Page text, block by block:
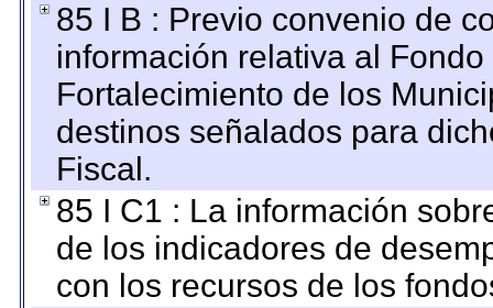
85 I B : Previo convenio de
información relativa al
Fortalecimiento de los
destinos señalados para
Fiscal.
85 I C1 : La información
de los indicadores de
con los recursos de los